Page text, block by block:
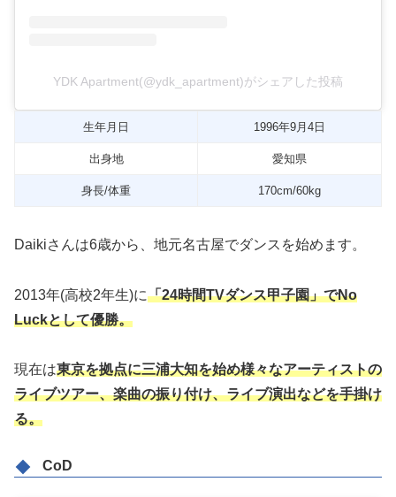
YDK Apartment(@ydk_apartment)がシェアした投稿
生年月日 1996年9月4日
出身地 愛知県
身長/体重 170cm/60kg
Daikiさんは6歳から、地元名古屋でダンスを始めます。
2013年(高校2年生)に「24時間TVダンス甲子園」でNo
Luckとして優勝。
現在は東京を拠点に三浦大知を始め様々なアーティストの
ライブツアー、楽曲の振り付け、ライブ演出などを手掛け
る。
CoD